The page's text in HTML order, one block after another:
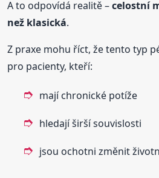
A to odpovídá realitě –celostní
než klasická.
Z praxe mohu říct, že tento typ
pro pacienty, kteří:
mají chronické potíže
hledají širší souvislosti
jsou ochotni změnit